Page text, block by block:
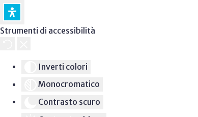
Strumenti di accessibilità
Inverti colori
Monocromatico
Contrasto scuro